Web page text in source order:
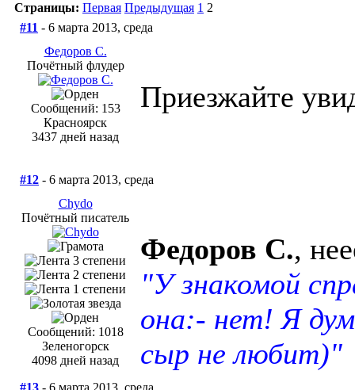
Страницы: Первая Предыдущая 1 2
#11 - 6 марта 2013, среда
Федоров С.
Почётный флудер
Сообщений: 153
Красноярск
3437 дней назад
Приезжайте
#12 - 6 марта 2013, среда
Chydo
Почётный писатель
Сообщений: 1018
Зеленогорск
4098 дней назад
Федоров С.,
"У знакомой
она:- нет! Я
сыр не любит)"
#13 - 6 марта 2013, среда